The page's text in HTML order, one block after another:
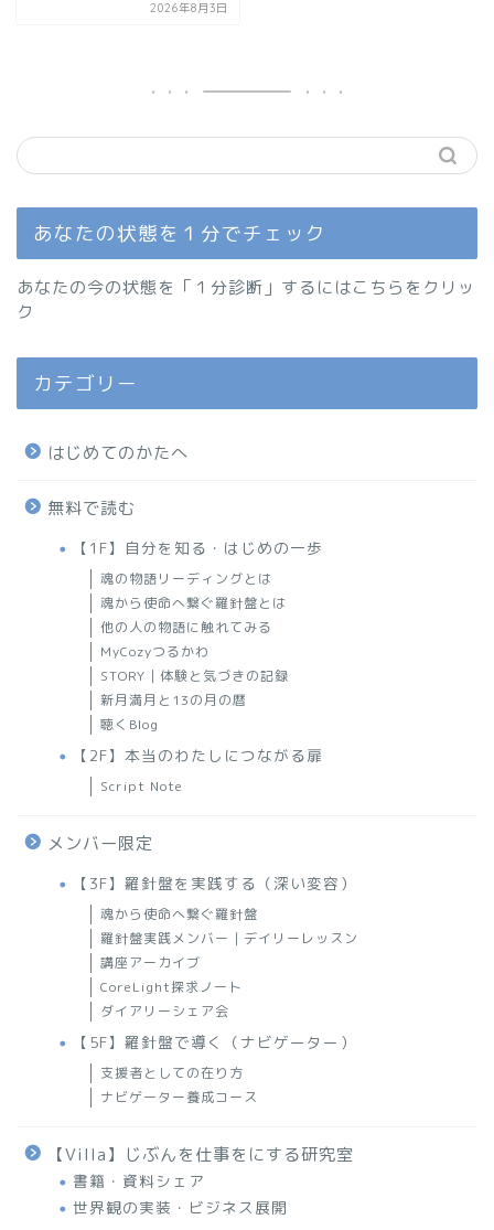
2026年8月3日
あなたの状態を１分でチェック
あなたの今の状態を「１分診断」するにはこちらをクリッ
ク
カテゴリー
はじめてのかたへ
無料で読む
【1F】自分を知る・はじめの一歩
魂の物語リーディングとは
魂から使命へ繋ぐ羅針盤とは
他の人の物語に触れてみる
MyCozyつるかわ
STORY｜体験と気づきの記録
新月満月と13の月の暦
聴くBlog
【2F】本当のわたしにつながる扉
Script Note
メンバー限定
【3F】羅針盤を実践する（深い変容）
魂から使命へ繋ぐ羅針盤
羅針盤実践メンバー｜デイリーレッスン
講座アーカイブ
CoreLight探求ノート
ダイアリーシェア会
【5F】羅針盤で導く（ナビゲーター）
支援者としての在り方
ナビゲーター養成コース
【Villa】じぶんを仕事をにする研究室
書籍・資料シェア
世界観の実装・ビジネス展開